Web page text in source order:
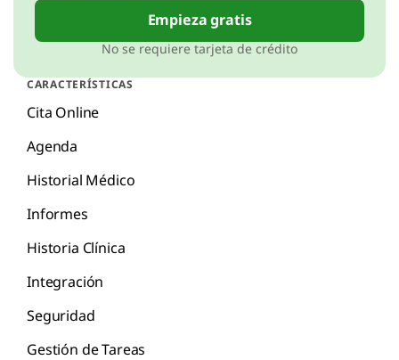
CARACTERÍSTICAS
Cita Online
Agenda
Historial Médico
Informes
Historia Clínica
Integración
Seguridad
Gestión de Tareas
Empieza gratis
No se requiere tarjeta de crédito